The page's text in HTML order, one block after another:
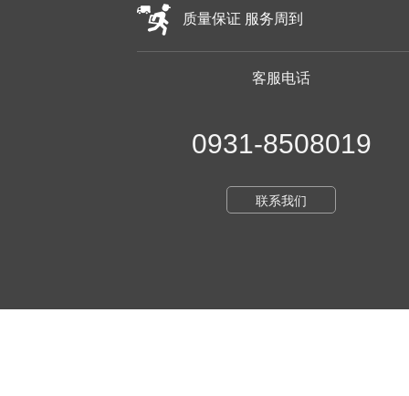
质量保证 服务周到
客服电话
0931-8508019
联系我们